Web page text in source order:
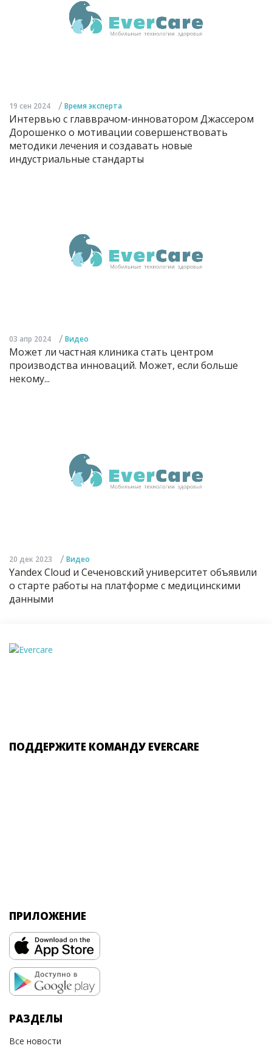
19 сен 2024 / Время эксперта
Интервью с главврачом-инноватором Джассером
Дорошенко о мотивации совершенствовать
методики лечения и создавать новые
индустриальные стандарты
03 апр 2024 / Видео
Может ли частная клиника стать центром
производства инноваций. Может, если больше
некому...
20 дек 2023 / Видео
Yandex Cloud и Сеченовский университет объявили
о старте работы на платформе с медицинскими
данными
ПОДДЕРЖИТЕ КОМАНДУ EVERCARE
ПРИЛОЖЕНИЕ
РАЗДЕЛЫ
Все новости